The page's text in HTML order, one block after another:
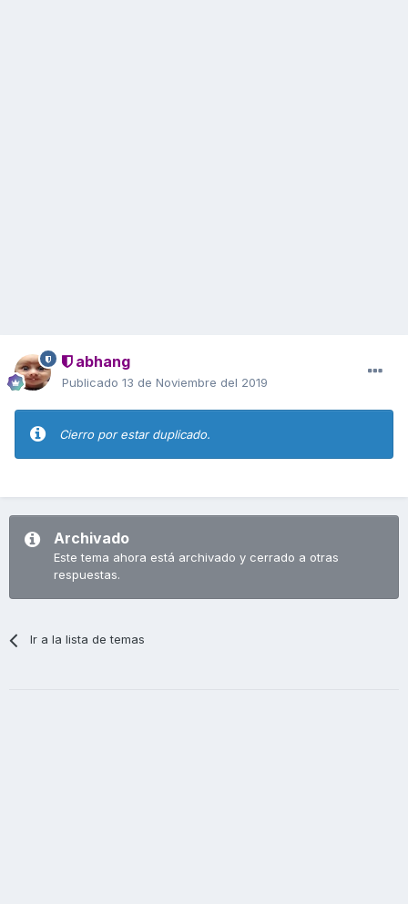
abhang
Publicado 13 de Noviembre del 2019
Cierro por estar duplicado.
Archivado
Este tema ahora está archivado y cerrado a otras
respuestas.
Ir a la lista de temas